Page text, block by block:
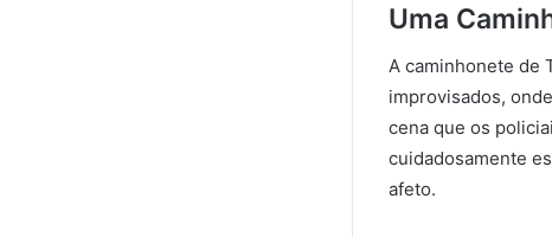
Uma
A caminhonete de
improvisados,
cena que os
cuidadosamente
afeto.